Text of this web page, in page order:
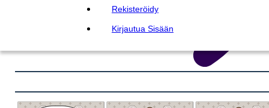
Rekisteröidy
Kirjautua Sisään